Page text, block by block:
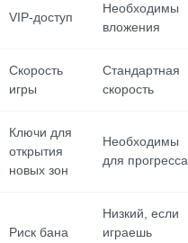
VIP-доступ
Необходимы
вложения
Скорость
игры
Стандартная
скорость
Ключи для
открытия
новых зон
Необходимы
для прогресса
Риск бана
Низкий, если
играешь